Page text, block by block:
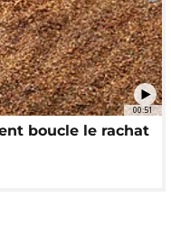
00:51
boucle le rachat